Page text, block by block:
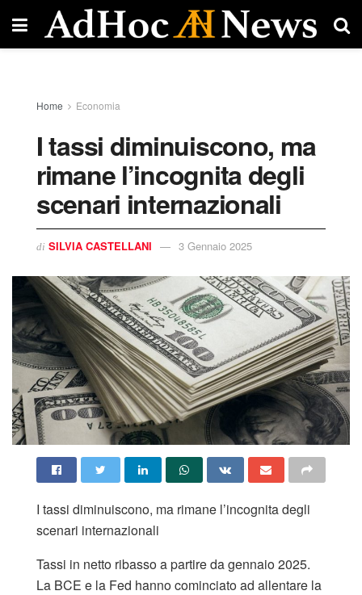
Home Economia
I tassi diminuiscono, ma
rimane l’incognita degli
scenari internazionali
di SILVIA CASTELLANI 3 Gennaio 2025
I tassi diminuiscono, ma rimane l’incognita degli
scenari internazionali
Tassi in netto ribasso a partire da gennaio 2025.
La BCE e la Fed hanno cominciato ad allentare la